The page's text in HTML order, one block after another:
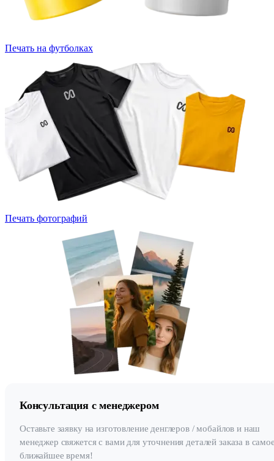
Печать на футболках
Печать фотографий
Консультация с менеджером
Оставьте заявку на изготовление денглеров / мобайлов и наш
менеджер свяжется с вами для уточнения деталей заказа в
ближайшее время!